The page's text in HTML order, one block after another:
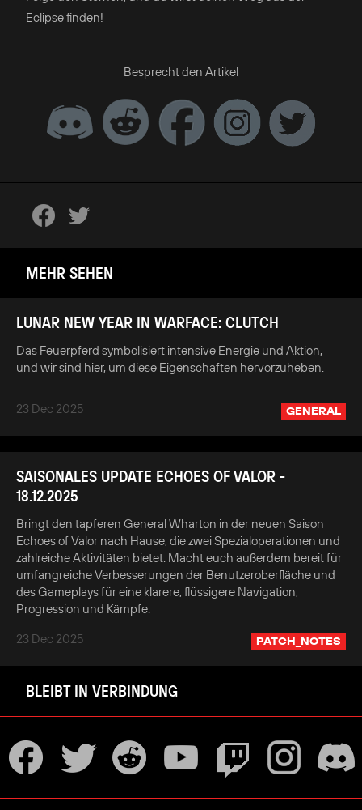
Eclipse finden!
Besprecht den Artikel
MEHR SEHEN
LUNAR NEW YEAR IN WARFACE: CLUTCH
Das Feuerpferd symbolisiert intensive Energie und Aktion,
und wir sind hier, um diese Eigenschaften hervorzuheben.
23 Dec 2025 GENERAL
SAISONALES UPDATE ECHOES OF VALOR -
18.12.2025
Bringt den tapferen General Wharton in der neuen Saison
Echoes of Valor nach Hause, die zwei Spezialoperationen und
zahlreiche Aktivitäten bietet. Macht euch außerdem bereit für
umfangreiche Verbesserungen der Benutzeroberfläche und
des Gameplays für eine klarere, flüssigere Navigation,
Progression und Kämpfe.
23 Dec 2025
PATCH_NOTES
BLEIBT IN VERBINDUNG